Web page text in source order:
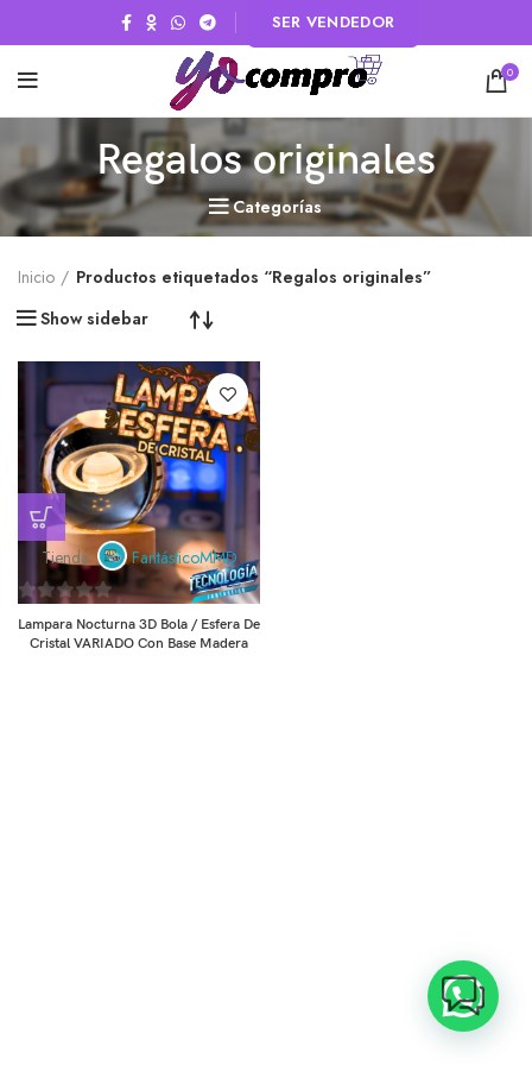
SER VENDEDOR
0
Regalos originales
Categorías
Inicio
Productos etiquetados “Regalos originales”
Show sidebar
Tienda: FantásticoMMD
de
Lampara Nocturna 3D Bola / Esfera De
Cristal VARIADO Con Base Madera